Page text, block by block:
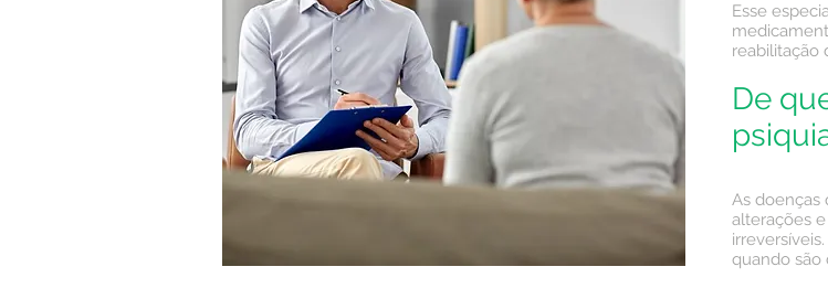
Esse
reabilitação
De
As doenças
alterações
quando são